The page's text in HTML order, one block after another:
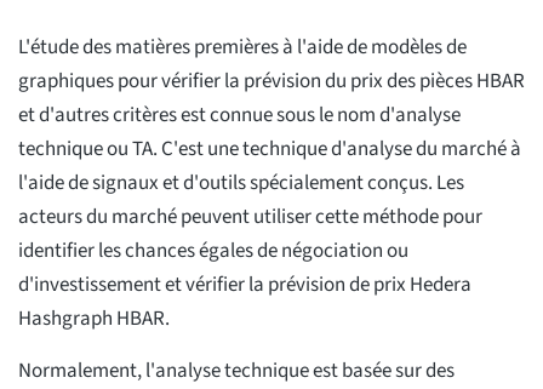
L'étude des matières premières à l'aide de modèles de
graphiques pour vérifier la prévision du prix des pièces HBAR
et d'autres critères est connue sous le nom d'analyse
technique ou TA. C'est une technique d'analyse du marché à
l'aide de signaux et d'outils spécialement conçus. Les
acteurs du marché peuvent utiliser cette méthode pour
identifier les chances égales de négociation ou
d'investissement et vérifier la prévision de prix Hedera
Hashgraph HBAR.
Normalement, l'analyse technique est basée sur des